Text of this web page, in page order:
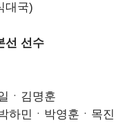
대국)
선 선수
ㆍ김명훈
하민ㆍ박영훈ㆍ목진